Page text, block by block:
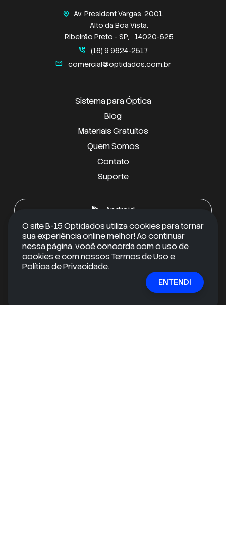
home_pin
Av. President Vargas, 2001,
Alto da Boa Vista,
Ribeirão Preto - SP,
14020-525
perm_phone_msg (16) 9 9624-2517
mail comercial@optidados.com.br
Sistema para Óptica
Blog
Materiais Gratuítos
Quem Somos
Contato
Suporte
RECEBA CONTEÚDOS EXCLUSIVOS
Android
iOS
O site B-15 Optidados utiliza cookies para tornar
sua experiência online melhor! Ao continuar
nessa página, você concorda com o uso de
cookies e com nossos Termos de Uso e
Política de Privacidade.
ENTENDI